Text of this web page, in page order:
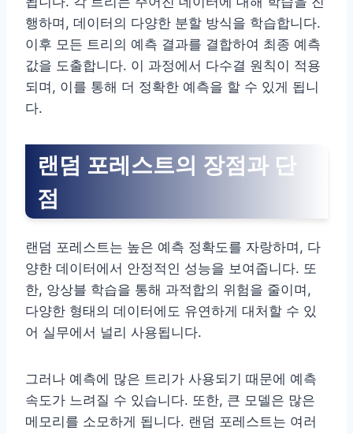
행하며, 데이터의 다양한 분할 방식을 학습합니다.
이후 모든 트리의 예측 결과를 결합하여 최종 예측
값을 도출합니다. 이 과정에서 다수결 원칙이 적용
되며, 이를 통해 더 정확한 예측을 할 수 있게 됩니
다.
랜덤 포레스트의 장점과 단
점
랜덤 포레스트는 높은 예측 정확도를 자랑하며, 다
양한 데이터에서 안정적인 성능을 보여줍니다. 또
한, 앙상블 학습을 통해 과적합의 위험을 줄이며,
다양한 형태의 데이터에도 유연하게 대처할 수 있
어 실무에서 널리 사용됩니다.
그러나 예측에 많은 트리가 사용되기 때문에 예측
속도가 느려질 수 있습니다. 또한, 큰 모델은 많은
메모리를 소모하게 됩니다. 랜덤 포레스트는 여러